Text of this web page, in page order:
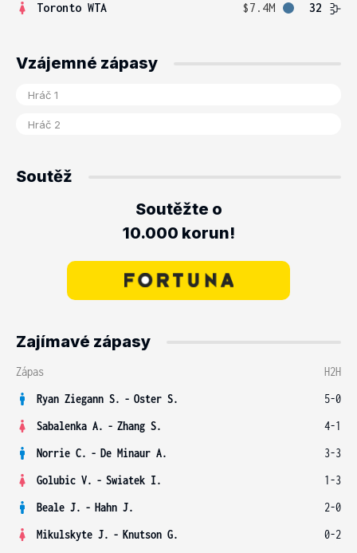
Toronto WTA
$7.4M 32
Vzájemné zápasy
Soutěž
Soutěžte o
10.000 korun!
Zajímavé zápasy
Zápas
H2H
Ryan Ziegann S. - Oster S.
5-0
Sabalenka A. - Zhang S.
4-1
Norrie C. - De Minaur A.
3-3
Golubic V. - Swiatek I.
1-3
Beale J. - Hahn J.
2-0
Mikulskyte J. - Knutson G. 0-2